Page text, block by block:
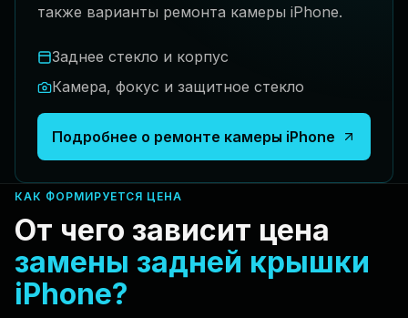
также варианты ремонта камеры iPhone.
Заднее стекло и корпус
Камера, фокус и защитное стекло
Подробнее о ремонте камеры iPhone
КАК ФОРМИРУЕТСЯ ЦЕНА
От чего зависит цена
замены задней крышки
iPhone?